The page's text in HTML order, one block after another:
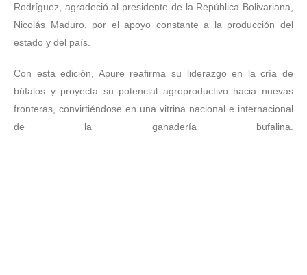
Rodríguez, agradeció al presidente de la República Bolivariana,
Nicolás Maduro, por el apoyo constante a la producción del
estado y del país.
Con esta edición, Apure reafirma su liderazgo en la cría de
búfalos y proyecta su potencial agroproductivo hacia nuevas
fronteras, convirtiéndose en una vitrina nacional e internacional
de la ganadería bufalina.